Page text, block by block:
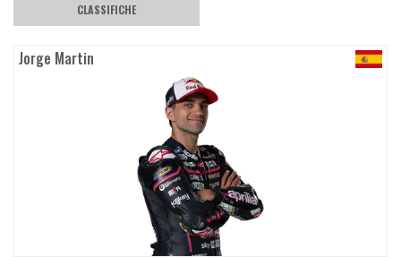
CLASSIFICHE
Jorge Martin